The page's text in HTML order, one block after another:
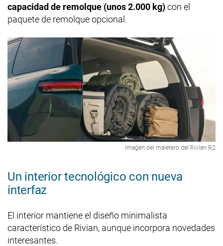
capacidad de remolque (unos 2.000 kg)con el
paquete de remolque opcional.
Imagen del maletero del Rivian R2
Un interior tecnológico con nueva
interfaz
El interior mantiene el diseño minimalista
característico de Rivian, aunque incorpora novedades
interesantes.